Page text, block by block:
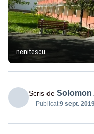
nenitescu
Scris de Solomon
Publicat:9 sept.